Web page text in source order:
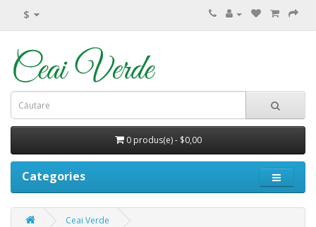
$
0 produs(e) - $0,00
Categories
Ceai Verde